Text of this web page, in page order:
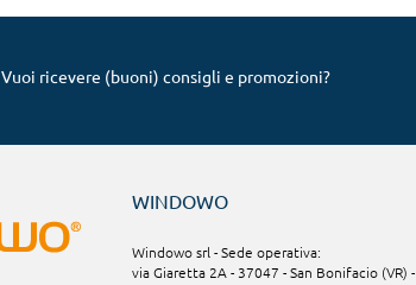
Vuoi ricevere (buoni) consigli e promozioni?
WINDOWO
Windowo srl - Sede operativa:
via Giaretta 2A - 37047 - San Bonifacio (VR) -